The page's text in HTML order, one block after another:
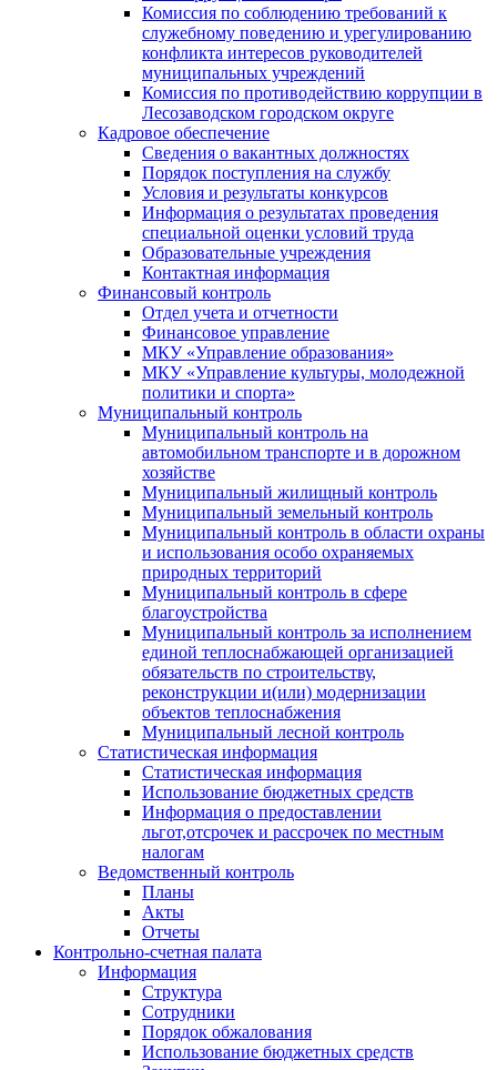
Комиссия по соблюдению требований к
служебному поведению и урегулированию
конфликта интересов руководителей
муниципальных учреждений
Комиссия по противодействию коррупции в
Лесозаводском городском округе
Кадровое обеспечение
Сведения о вакантных должностях
Порядок поступления на службу
Условия и результаты конкурсов
Информация о результатах проведения
специальной оценки условий труда
Образовательные учреждения
Контактная информация
Финансовый контроль
Отдел учета и отчетности
Финансовое управление
МКУ «Управление образования»
МКУ «Управление культуры, молодежной
политики и спорта»
Муниципальный контроль
Муниципальный контроль на
автомобильном транспорте и в дорожном
хозяйстве
Муниципальный жилищный контроль
Муниципальный земельный контроль
Муниципальный контроль в области охраны
и использования особо охраняемых
природных территорий
Муниципальный контроль в сфере
благоустройства
Муниципальный контроль за исполнением
единой теплоснабжающей организацией
обязательств по строительству,
реконструкции и(или) модернизации
объектов теплоснабжения
Муниципальный лесной контроль
Статистическая информация
Статистическая информация
Использование бюджетных средств
Информация о предоставлении
льгот,отсрочек и рассрочек по местным
налогам
Ведомственный контроль
Планы
Акты
Отчеты
Контрольно-счетная палата
Информация
Структура
Сотрудники
Порядок обжалования
Использование бюджетных средств